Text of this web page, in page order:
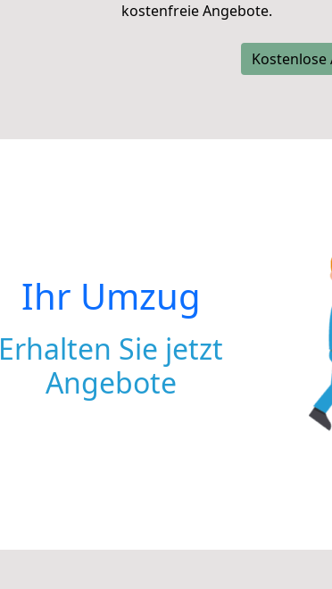
kostenfreie Angebote.
Ihr Umzug
Erhalten Sie jetzt
Angebote